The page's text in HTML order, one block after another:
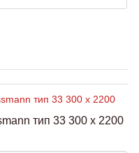
тип 33 300 x 2200